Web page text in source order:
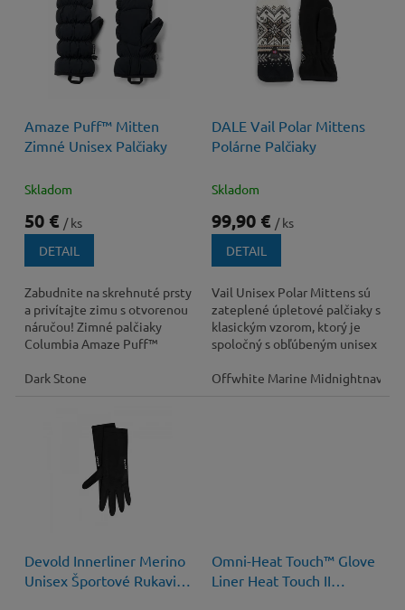
dAmaze Puff™ Mitten
Zimné Unisex Palčiaky
Skladom
50 € / ks
DETAIL
Zabudnite na skrehnuté prsty
a privítajte zimu s otvorenou
náručou! Zimné palčiaky
Columbia Amaze Puff™
poskytli...
Dark Stone
DALE Vail Polar Mittens
Polárne Palčiaky
Skladom
99,90 € / ks
DETAIL
Vail Unisex Polar Mittens sú
zateplené úpletové palčiaky s
klasickým vzorom, ktorý je
spoločný s obľúbeným unisex
Offwhite Marine Midnightnavy
Devold Innerliner Merino
Unisex Športové Rukavice
Omni-Heat Touch™ Glove
Liner Heat Touch II